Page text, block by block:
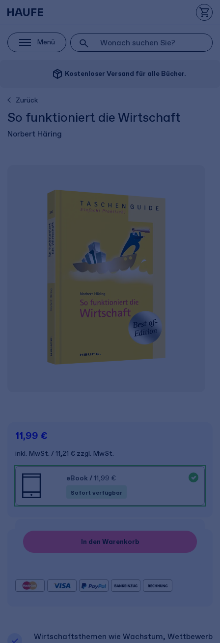
Menü
package_2 Kostenloser Versand für alle Bücher.
Zurück
So funktioniert die Wirtschaft
Norbert Häring
Wirtschaftsthemen wie Wachstum, Wettbewerb
11,99 €
inkl. MwSt. 11,21 € zzgl. MwSt.
eBook / 11,99 €
Sofort verfügbar
In den Warenkorb